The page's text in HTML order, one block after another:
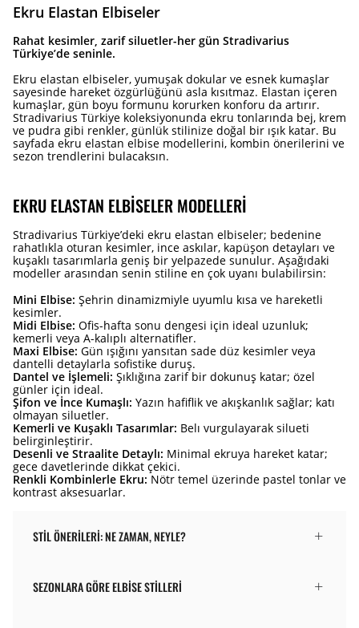
Ekru Elastan Elbiseler
Rahat kesimler, zarif siluetler-her gün Stradivarius
Türkiye’de seninle.
Ekru elastan elbiseler, yumuşak dokular ve esnek kumaşlar
sayesinde hareket özgürlüğünü asla kısıtmaz. Elastan içeren
kumaşlar, gün boyu formunu korurken konforu da artırır.
Stradivarius Türkiye koleksiyonunda ekru tonlarında bej, krem
ve pudra gibi renkler, günlük stilinize doğal bir ışık katar. Bu
sayfada ekru elastan elbise modellerini, kombin önerilerini ve
sezon trendlerini bulacaksın.
EKRU ELASTAN ELBISELER MODELLERI
Stradivarius Türkiye’deki ekru elastan elbiseler; bedenine
rahatlıkla oturan kesimler, ince askılar, kapüşon detayları ve
kuşaklı tasarımlarla geniş bir yelpazede sunulur. Aşağıdaki
modeller arasından senin stiline en çok uyanı bulabilirsin:
Mini Elbise: Şehrin dinamizmiyle uyumlu kısa ve hareketli
kesimler.
Midi Elbise: Ofis-hafta sonu dengesi için ideal uzunluk;
kemerli veya A-kalıplı alternatifler.
Maxi Elbise: Gün ışığını yansıtan sade düz kesimler veya
dantelli detaylarla sofistike duruş.
Dantel ve İşlemeli: Şıklığına zarif bir dokunuş katar; özel
günler için ideal.
Şifon ve İnce Kumaşlı: Yazın hafiflik ve akışkanlık sağlar; katı
olmayan siluetler.
Kemerli ve Kuşaklı Tasarımlar: Belı vurgulayarak silueti
belirginleştirir.
Desenli ve Straalite Detaylı: Minimal ekruya hareket katar;
gece davetlerinde dikkat çekici.
Renkli Kombinlerle Ekru: Nötr temel üzerinde pastel tonlar ve
kontrast aksesuarlar.
STIL ÖNERILERI: NE ZAMAN, NEYLE?
SEZONLARA GÖRE ELBISE STILLERI